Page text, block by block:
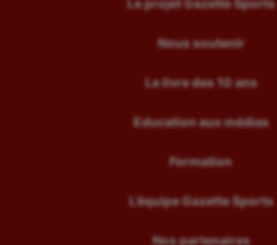
Le projet Gazette Sports
Nous soutenir
Le livre des 10 ans
Education aux médias
Formation
L’équipe Gazette Sports
Nos partenaires